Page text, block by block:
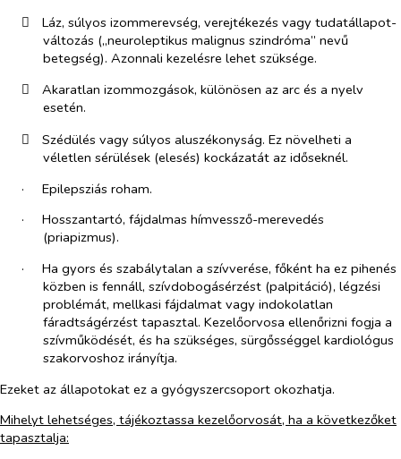
​
Láz, súlyos izommerevség, verejtékezés vagy tudatállapot-
változás („neuroleptikus malignus szindróma” nevű
betegség). Azonnali kezelésre lehet szüksége.
​
Akaratlan izommozgások, különösen az arc és a nyelv
esetén.
​
Szédülés vagy súlyos aluszékonyság. Ez növelheti a
véletlen sérülések (elesés) kockázatát az időseknél.
·​
Epilepsziás roham.
·​
Hosszantartó, fájdalmas hímvessző-merevedés
(priapizmus).
·​
Ha gyors és szabálytalan a szívverése, főként ha ez pihenés
közben is fennáll, szívdobogásérzést (palpitáció), légzési
problémát, mellkasi fájdalmat vagy indokolatlan
fáradtságérzést tapasztal. Kezelőorvosa ellenőrizni fogja a
szívműködését, és ha szükséges, sürgősséggel kardiológus
szakorvoshoz irányítja.
Ezeket az állapotokat ez a gyógyszercsoport okozhatja.
Mihelyt lehetséges, tájékoztassa kezelőorvosát, ha a következőket
tapasztalja: